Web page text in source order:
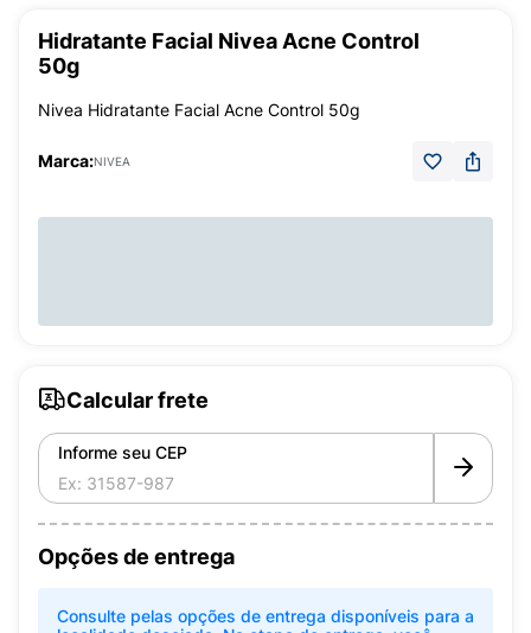
Hidratante Facial Nivea Acne Control
50g
Nivea Hidratante Facial Acne Control 50g
Marca:NIVEA
Calcular frete
Informe seu CEP
Opções de entrega
Consulte pelas opções de entrega disponíveis para a